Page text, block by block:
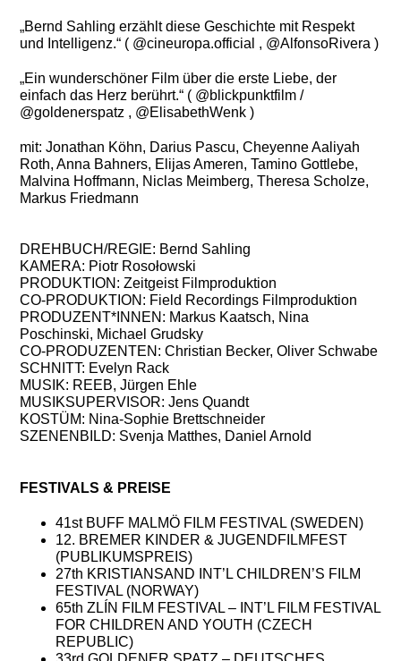
„Bernd Sahling erzählt diese Geschichte mit Respekt
und Intelligenz.“ ( @cineuropa.official , @AlfonsoRivera )
„Ein wunderschöner Film über die erste Liebe, der
einfach das Herz berührt.“ ( @blickpunktfilm /
@goldenerspatz , @ElisabethWenk )
mit: Jonathan Köhn, Darius Pascu, Cheyenne Aaliyah
Roth, Anna Bahners, Elijas Ameren, Tamino Gottlebe,
Malvina Hoffmann, Niclas Meimberg, Theresa Scholze,
Markus Friedmann
DREHBUCH/REGIE: Bernd Sahling
KAMERA: Piotr Rosołowski
PRODUKTION: Zeitgeist Filmproduktion
CO-PRODUKTION: Field Recordings Filmproduktion
PRODUZENT*INNEN: Markus Kaatsch, Nina
Poschinski, Michael Grudsky
CO-PRODUZENTEN: Christian Becker, Oliver Schwabe
SCHNITT: Evelyn Rack
MUSIK: REEB, Jürgen Ehle
MUSIKSUPERVISOR: Jens Quandt
KOSTÜM: Nina-Sophie Brettschneider
SZENENBILD: Svenja Matthes, Daniel Arnold
FESTIVALS & PREISE
41st BUFF MALMÖ FILM FESTIVAL (SWEDEN)
12. BREMER KINDER & JUGENDFILMFEST
(PUBLIKUMSPREIS)
27th KRISTIANSAND INT’L CHILDREN’S FILM
FESTIVAL (NORWAY)
65th ZLÍN FILM FESTIVAL – INT’L FILM FESTIVAL
FOR CHILDREN AND YOUTH (CZECH
REPUBLIC)